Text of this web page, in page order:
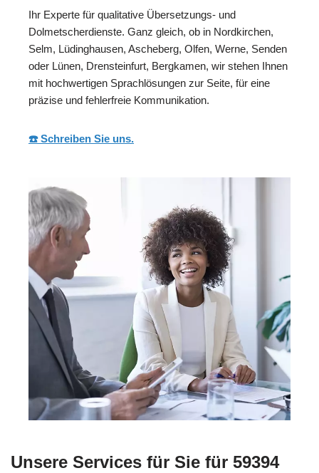
Ihr Experte für qualitative Übersetzungs- und
Dolmetscherdienste. Ganz gleich, ob in Nordkirchen,
Selm, Lüdinghausen, Ascheberg, Olfen, Werne, Senden
oder Lünen, Drensteinfurt, Bergkamen, wir stehen Ihnen
mit hochwertigen Sprachlösungen zur Seite, für eine
präzise und fehlerfreie Kommunikation.
☎️ Schreiben Sie uns.
Unsere Services für Sie für 59394